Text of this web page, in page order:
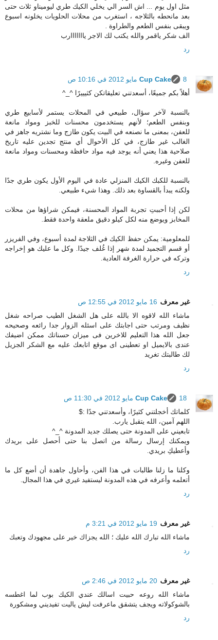
مثل اول يوم ... اش السر الي يخلي الكيك طري ليوميناو ثلاث حتى
بعد مانحطه بالثلاجه ، استغرب من محلات الحلويات يخلونه اسبوع
ويبقى بنفس الطعم والطراوة .
الف شكر ياقمر والله يكتب لك الاجر يااااااارب
رد
Cup Cake
8 مايو 2012 في 10:16 ص
أهلاً بكم جميعًا، أسعدتني تعليقاتكن كثيييرًا ^_^
بالنسبة لآخر سؤال، طبيعي في المحلات يستمر لأسابيع طري
وبنفس الطعم؛ لأنهم يستخدمون محسنات للخبز ومواد مانعة
للعفن، بمعنى ما نصنعه في البيت يكون طازج وما نشتريه جاهز في
الغالب غير طازج، في كل الأحوال أي منتج تجدين عليه تاريخ
صلاحية هذا يعني أنه يوجد فيه مواد حافظة ومحسنات ومواد مانعة
للعفن وغيره.
بالنسبة للكبك الكيك المنزلي عادة في اليوم الأول يكون طري جدًا
ولكنه يبدأ بالقساوة بعد ذلك. وهذا شيء طبيعي.
لكن إذا أحببتِ تجربة المواد المحسنة، فيمكن شراؤها من محلات
المخابز ويوضع منه لكل كيلو دقيق ملعقة واحدة فقط.
للمعلومية: يمكن حفظ الكيك في الثلاجة لمدة أسبوع، وفي الفريزر
أو قسم التجميد لمدة شهر إذا غُلف جيدًا. وكل ما عليك هو إخراجه
وتركه في حرارة الغرفة العادية.
رد
غير معرف 16 مايو 2012 في 12:55 ص
ماشاء الله لاقوه الا بالله على هل الشغل الطيب صراحه شغل
نظيف ومرتب حتى اجابتك على اسئله الزوار جدا رائعه وصحيحه
جعل الله هذا التعليم للاخرين فى ميزان حسناتك ممكن اضيفك
عندى بالايميل او تعطينى اى موقع اتابعك عليه مع الشكر الجزيل
لك طالبتك تغريد
رد
Cup Cake
18 مايو 2012 في 11:30 ص
كلماتك أخجلتني كثيرًا، وأسعدتني جدًا :$
اللهم آمين، الله يتقبل يارب.
تابعيني على المدونة حتى يصلك جديد المدونة ^_^
ويمكنك إرسال رسالة من اتصل بنا حتى أحصل على بريدك
وأعطيكِ بريدي.
وكلنا ما زلنا طالبات في هذا الفن، وأحاول جاهدة أن أضع كل ما
أتعلمه وأعرفه في هذه المدونة ليستفيد غيري في هذا المجال.
رد
غير معرف 19 مايو 2012 في 3:21 م
ماشاء الله تبارك الله عليك ؛ الله يجزاك خير على مجهودك وتعبك
رد
غير معرف 20 مايو 2012 في 2:46 ص
ماشاء الله روعه حبيت اسالك عندي الكيك بوب لما اغطسه
بالشوكولاته ويجف يتشقق ماعرفت ليش ياليت تفيديني ومشكورة
رد